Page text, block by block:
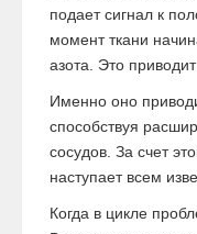
подает сигнал к
момент ткани
азота. Это
Именно оно
способствуя
сосудов. За счет
наступает всем
Когда в цикле